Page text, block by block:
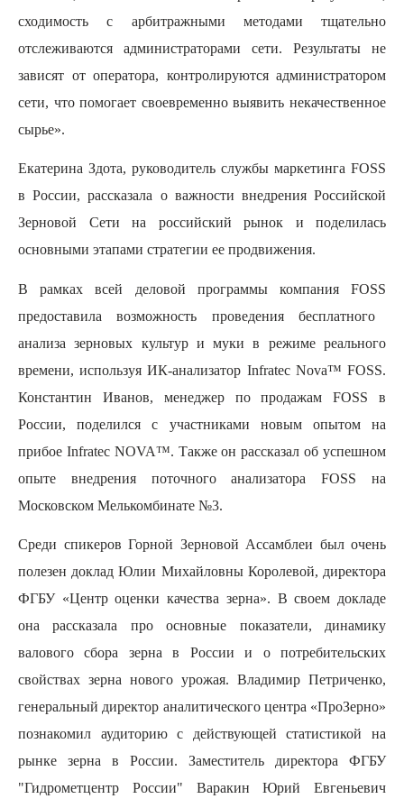
сходимость с арбитражными методами тщательно
отслеживаются администраторами сети. Результаты не
зависят от оператора, контролируются администратором
сети, что помогает своевременно выявить некачественное
сырье».
Екатерина Здота, руководитель службы маркетинга FOSS
в России, рассказала о важности внедрения Российской
Зерновой Сети на российский рынок и поделилась
основными этапами стратегии ее продвижения.
В рамках всей деловой программы компания FOSS
предоставила возможность проведения бесплатного
анализа зерновых культур и муки в режиме реального
времени, используя ИК-анализатор Infratec Nova™ FOSS.
Константин Иванов, менеджер по продажам FOSS в
России, поделился с участниками новым опытом на
прибое Infratec NOVA™. Также он рассказал об успешном
опыте внедрения поточного анализатораFOSS на
Московском Мелькомбинате №3.
Среди спикеров Горной Зерновой Ассамблеи был очень
полезен доклад Юлии Михайловны Королевой, директора
ФГБУ «Центр оценки качества зерна». В своем докладе
она рассказала про основные показатели, динамику
валового сбора зерна в России и о потребительских
свойствах зерна нового урожая. Владимир Петриченко,
генеральный директор аналитического центра «ПроЗерно»
познакомил аудиторию с действующей статистикой на
рынке зерна в России. Заместитель директора ФГБУ
"Гидрометцентр России" Варакин Юрий Евгеньевич